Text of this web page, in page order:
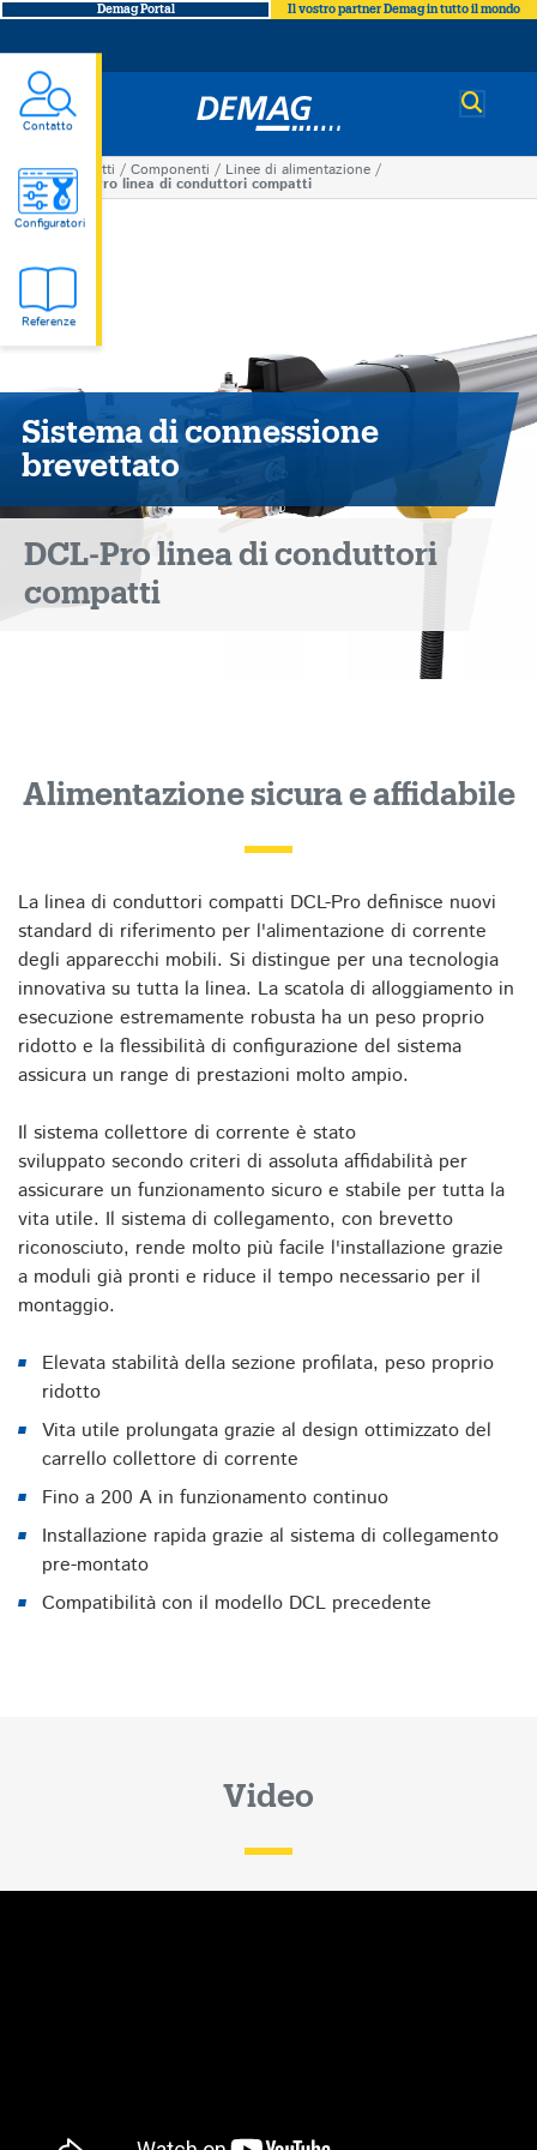
Demag Portal Il vostro partner Demag in tutto il mondo
Demag
You
are
here
Prodotti Componenti Linee di alimentazione
DCL-Pro linea di conduttori compatti
Contatto
Configuratori
Referenze
DCL-
Pro
linea
di
conduttori
compatti
Sistema di connessione
brevettato
DCL-Pro linea di conduttori
compatti
Alimentazione sicura e affidabile
La linea di conduttori compatti DCL-Pro definisce nuovi
standard di riferimento per l'alimentazione di corrente
degli apparecchi mobili. Si distingue per una tecnologia
innovativa su tutta la linea. La scatola di alloggiamento in
esecuzione estremamente robusta ha un peso proprio
ridotto e la flessibilità di configurazione del sistema
assicura un range di prestazioni molto ampio.
Il sistema collettore di corrente è stato
sviluppato secondo criteri di assoluta affidabilità per
assicurare un funzionamento sicuro e stabile per tutta la
vita utile. Il sistema di collegamento, con brevetto
riconosciuto, rende molto più facile l'installazione grazie
a moduli già pronti e riduce il tempo necessario per il
montaggio.
Elevata stabilità della sezione profilata, peso proprio
ridotto
Vita utile prolungata grazie al design ottimizzato del
carrello collettore di corrente
Fino a 200 A in funzionamento continuo
Installazione rapida grazie al sistema di collegamento
pre-montato
Compatibilità con il modello DCL precedente
Video